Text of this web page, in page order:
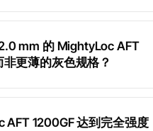
mm 的 MightyLoc AFT
非更薄的灰色规格？
AFT 1200GF 达到完全强度